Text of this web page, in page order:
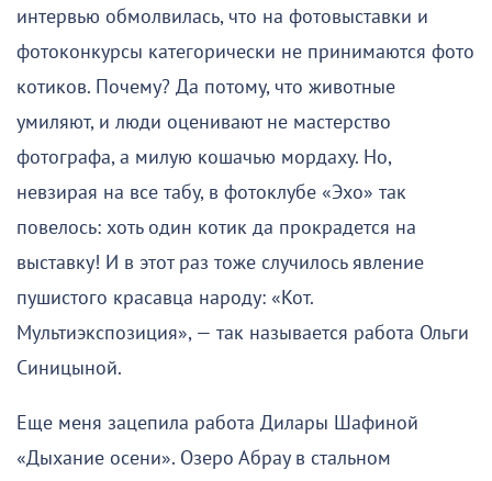
интервью обмолвилась, что на фотовыставки и
фотоконкурсы категорически не принимаются фото
котиков. Почему? Да потому, что животные
умиляют, и люди оценивают не мастерство
фотографа, а милую кошачью мордаху. Но,
невзирая на все табу, в фотоклубе «Эхо» так
повелось: хоть один котик да прокрадется на
выставку! И в этот раз тоже случилось явление
пушистого красавца народу: «Кот.
Мультиэкспозиция», — так называется работа Ольги
Синицыной.
Еще меня зацепила работа Дилары Шафиной
«Дыхание осени». Озеро Абрау в стальном